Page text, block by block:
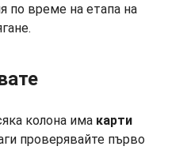
по време на етапа на
колона има карти
проверявайте първо